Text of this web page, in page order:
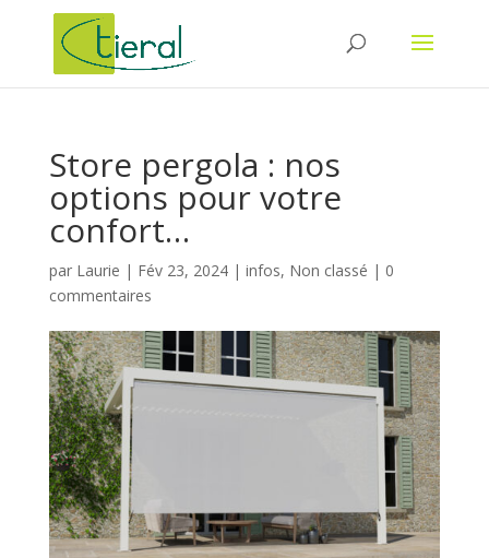
Store pergola : nos
options pour votre
confort…
par Laurie | Fév 23, 2024| infos, Non classé | 0
commentaires